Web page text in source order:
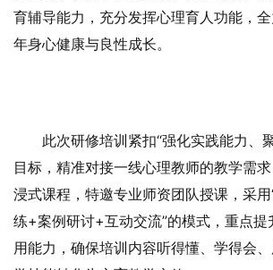
育辅导能力，充分发挥心理育人功能，
年身心健康与良性成长。
此次研修培训紧扣“强化实践能力、
目标，精准对接一线心理教师的教学需
浸式课程，特邀专业师资团队授课，采
练+案例研讨+互动交流”的模式，重点提
用能力，确保培训内容听得懂、学得会